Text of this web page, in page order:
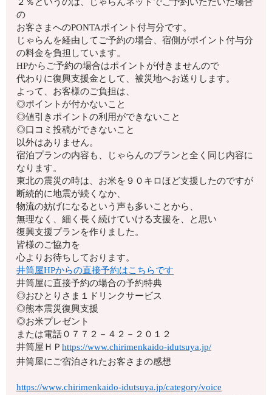
の
お客さまへのPONTAポイント付与分です。
じゃらんを経由してご予約の場合、宿側がポイント付与分
の料金を負担しています。
HPからご予約の場合はポイントが付きませんので
代わりに復興支援金として、被災地へお送りします。
よって、お客様のご負担は、
◎ポイントが付かないこと
◎値引きポイントの利用ができないこと
◎口コミ投稿ができないこと
以外はありません。
宿泊プランの内容も、
じゃらんのプランと全く同じ内容に
なります。
東北の震災の時は、お米を９０キロほど支援したのですが
断続的に地震が続くなか、
物流の妨げになるという声も多いことから、
無理なく、細く長く続けていける支援を、と思い
復興支援プランを作りました。
皆様のご協力を
心よりお待ちしております。
井筒屋HPからの直接予約はこちらです
井筒屋に直接予約の場合の予約特典
◎おひとりさま１ドリンクサービス
◎熊本震災復興支援
◎お米プレゼント
または電話０７７２－４２－２０１２
井筒屋ＨＰhttps://www.chirimenkaido-idutsuya.jp/
井筒屋にご宿泊されたお客さまの感想
https://www.chirimenkaido-idutsuya.jp/category/voice